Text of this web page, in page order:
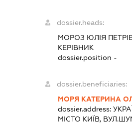
dossier.heads:
МОРОЗ ЮЛІЯ
КЕРІВНИК
dossier.position -
dossier.beneficiaries:
МОРЯ КАТЕРИНА
dossier.address:
МІСТО КИЇВ,